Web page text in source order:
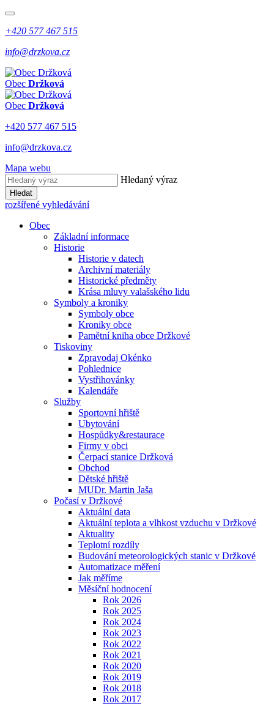
+420 577 467 515
info@drzkova.cz
Obec Držková
Obec Držková
+420 577 467 515
info@drzkova.cz
Mapa webu
Hledaný výraz
Hledat
rozšířené vyhledávání
Obec
Základní informace
Historie
Historie v datech
Archivní materiály
Historické předměty
Krása mluvy valašského lidu
Symboly a kroniky
Symboly obce
Kroniky obce
Pamětní kniha obce Držkové
Tiskoviny
Zpravodaj Okénko
Pohlednice
Vystřihovánky
Kalendáře
Služby
Sportovní hřiště
Ubytování
Hospůdky&restaurace
Firmy v obci
Čerpací stanice Držková
Obchod
Dětské hřiště
MUDr. Martin Jaša
Počasí v Držkové
Aktuální data
Aktuální teplota a vlhkost vzduchu v Držkové
Aktuality
Teplotní rozdíly
Budování meteorologických stanic v Držkové
Automatizace měření
Jak měříme
Měsíční hodnocení
Rok 2026
Rok 2025
Rok 2024
Rok 2023
Rok 2022
Rok 2021
Rok 2020
Rok 2019
Rok 2018
Rok 2017